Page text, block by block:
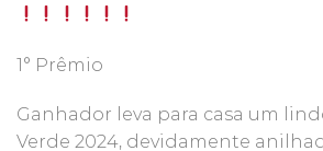
1° Prêmio
Ganhador leva para casa um
Verde 2024, devidamente